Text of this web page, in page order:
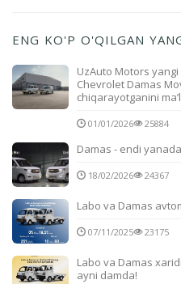
ENG KO'P O'QILGAN
UzAuto Motors
Chevrolet Damas
chiqarayotganini
01/01/2026 25884
Damas - endi
18/02/2026 24367
Labo va Damas
07/11/2025 23175
Labo va Damas
ayni damda!